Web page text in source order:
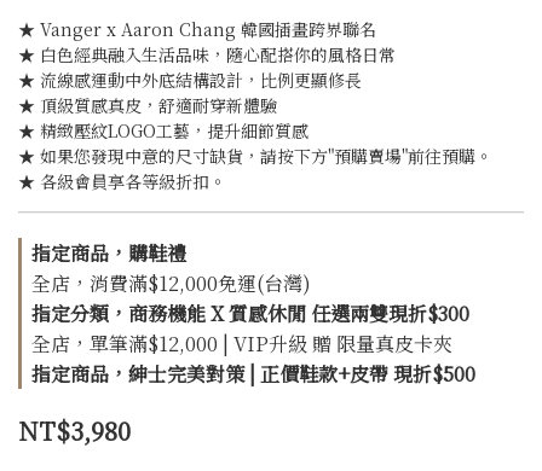
★ Vanger x Aaron Chang 韓國插畫跨界聯名
★ 白色經典融入生活品味，隨心配搭你的風格日常
★ 流線感運動中外底結構設計，比例更顯修長
★ 頂級質感真皮，舒適耐穿新體驗
★ 精緻壓紋LOGO工藝，提升細節質感
★ 如果您發現中意的尺寸缺貨，請按下方"預購賣場"前往預購。
★ 各級會員享各等級折扣。
指定商品，購鞋禮
全店，消費滿$12,000免運(台灣)
指定分類，商務機能 X 質感休閒 任選兩雙現折$300
全店，單筆滿$12,000 | VIP升級 贈 限量真皮卡夾
指定商品，紳士完美對策 | 正價鞋款+皮帶 現折$500
NT$3,980